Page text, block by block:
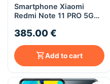
Smartphone Xiaomi
Redmi Note 11 PRO 5G
385.00 €
Add to cart